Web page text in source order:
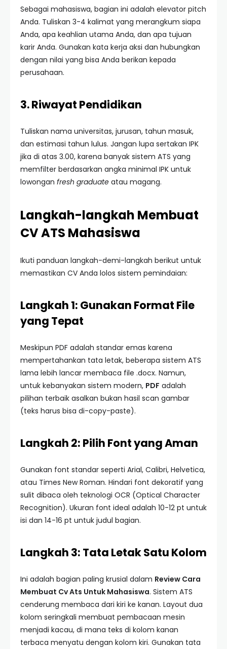
Sebagai mahasiswa, bagian ini adalah elevator pitch
Anda. Tuliskan 3-4 kalimat yang merangkum siapa
Anda, apa keahlian utama Anda, dan apa tujuan
karir Anda. Gunakan kata kerja aksi dan hubungkan
dengan nilai yang bisa Anda berikan kepada
perusahaan.
3. Riwayat Pendidikan
Tuliskan nama universitas, jurusan, tahun masuk,
dan estimasi tahun lulus. Jangan lupa sertakan IPK
jika di atas 3.00, karena banyak sistem ATS yang
memfilter berdasarkan angka minimal IPK untuk
lowongan fresh graduate atau magang.
Langkah-langkah Membuat
CV ATS Mahasiswa
Ikuti panduan langkah-demi-langkah berikut untuk
memastikan CV Anda lolos sistem pemindaian:
Langkah 1: Gunakan Format File
yang Tepat
Meskipun PDF adalah standar emas karena
mempertahankan tata letak, beberapa sistem ATS
lama lebih lancar membaca file .docx. Namun,
untuk kebanyakan sistem modern, PDF adalah
pilihan terbaik asalkan bukan hasil scan gambar
(teks harus bisa di-copy-paste).
Langkah 2: Pilih Font yang Aman
Gunakan font standar seperti Arial, Calibri, Helvetica,
atau Times New Roman. Hindari font dekoratif yang
sulit dibaca oleh teknologi OCR (Optical Character
Recognition). Ukuran font ideal adalah 10-12 pt untuk
isi dan 14-16 pt untuk judul bagian.
Langkah 3: Tata Letak Satu Kolom
Ini adalah bagian paling krusial dalam Review Cara
Membuat Cv Ats Untuk Mahasiswa. Sistem ATS
cenderung membaca dari kiri ke kanan. Layout dua
kolom seringkali membuat pembacaan mesin
menjadi kacau, di mana teks di kolom kanan
terbaca menyatu dengan kolom kiri. Gunakan tata